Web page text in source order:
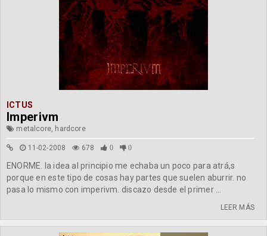
ICTUS
Imperivm
metalcore, hardcore
11-02-2008 678 0 0
ENORME. la idea al principio me echaba un poco para atrá,s
porque en este tipo de cosas hay partes que suelen aburrir. no
pasa lo mismo con imperivm. discazo desde el primer ...
LEER MÁS